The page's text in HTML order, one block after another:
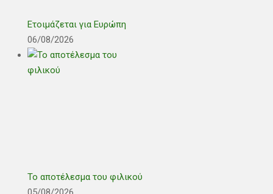
Ετοιμάζεται για Ευρώπη
06/08/2026
Το αποτέλεσμα του φιλικού